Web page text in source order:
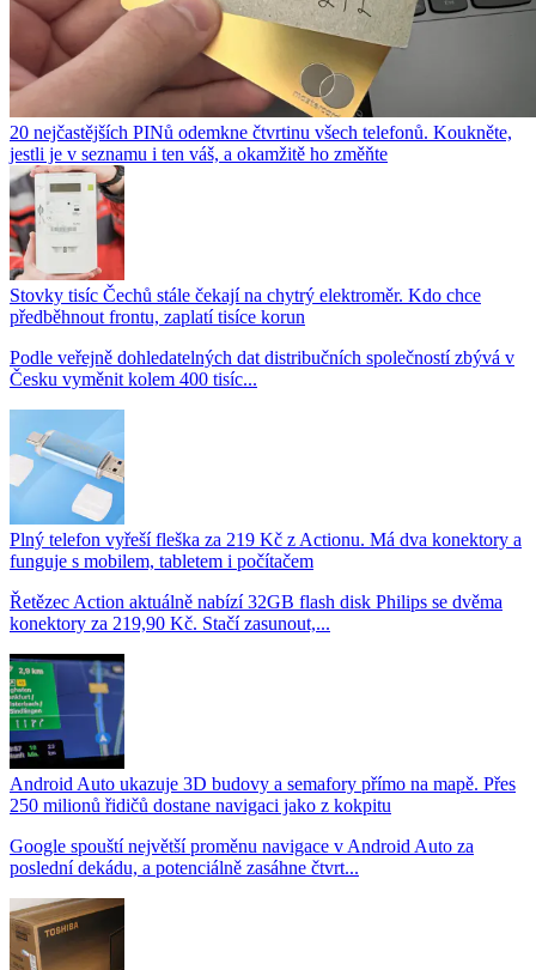
20 nejčastějších PINů odemkne čtvrtinu všech telefonů. Koukněte,
jestli je v seznamu i ten váš, a okamžitě ho změňte
Stovky tisíc Čechů stále čekají na chytrý elektroměr. Kdo chce
předběhnout frontu, zaplatí tisíce korun
Podle veřejně dohledatelných dat distribučních společností zbývá v
Česku vyměnit kolem 400 tisíc...
Plný telefon vyřeší fleška za 219 Kč z Actionu. Má dva konektory a
funguje s mobilem, tabletem i počítačem
Řetězec Action aktuálně nabízí 32GB flash disk Philips se dvěma
konektory za 219,90 Kč. Stačí zasunout,...
Android Auto ukazuje 3D budovy a semafory přímo na mapě. Přes
250 milionů řidičů dostane navigaci jako z kokpitu
Google spouští největší proměnu navigace v Android Auto za
poslední dekádu, a potenciálně zasáhne čtvrt...